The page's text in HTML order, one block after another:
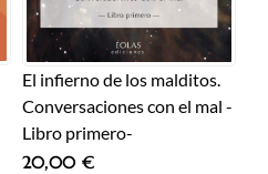
El infierno de los malditos.
Conversaciones con el mal -
Libro primero-
20,00 €